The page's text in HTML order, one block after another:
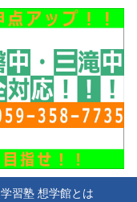
学習塾 想学館とは